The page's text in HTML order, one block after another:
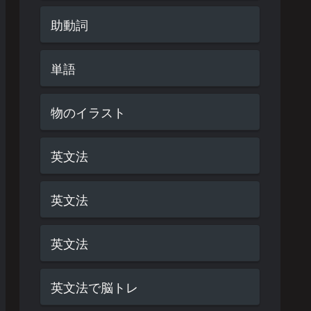
助動詞
単語
物のイラスト
英文法
英文法
英文法
英文法で脳トレ